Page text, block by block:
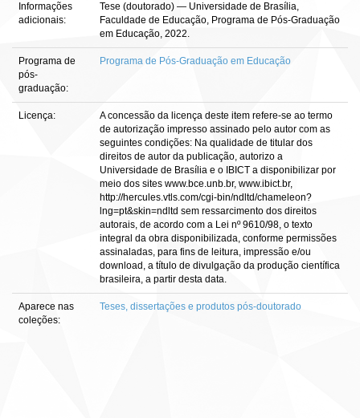
Informações
adicionais:
Tese (doutorado) — Universidade de Brasília,
Faculdade de Educação, Programa de Pós-Graduação
em Educação, 2022.
Programa de
pós-
graduação:
Programa de Pós-Graduação em Educação
Licença:
A concessão da licença deste item refere-se ao termo
de autorização impresso assinado pelo autor com as
seguintes condições: Na qualidade de titular dos
direitos de autor da publicação, autorizo a
Universidade de Brasília e o IBICT a disponibilizar por
meio dos sites www.bce.unb.br, www.ibict.br,
http://hercules.vtls.com/cgi-bin/ndltd/chameleon?
lng=pt&skin=ndltd sem ressarcimento dos direitos
autorais, de acordo com a Lei nº 9610/98, o texto
integral da obra disponibilizada, conforme permissões
assinaladas, para fins de leitura, impressão e/ou
download, a título de divulgação da produção científica
brasileira, a partir desta data.
Aparece nas
coleções:
Teses, dissertações e produtos pós-doutorado